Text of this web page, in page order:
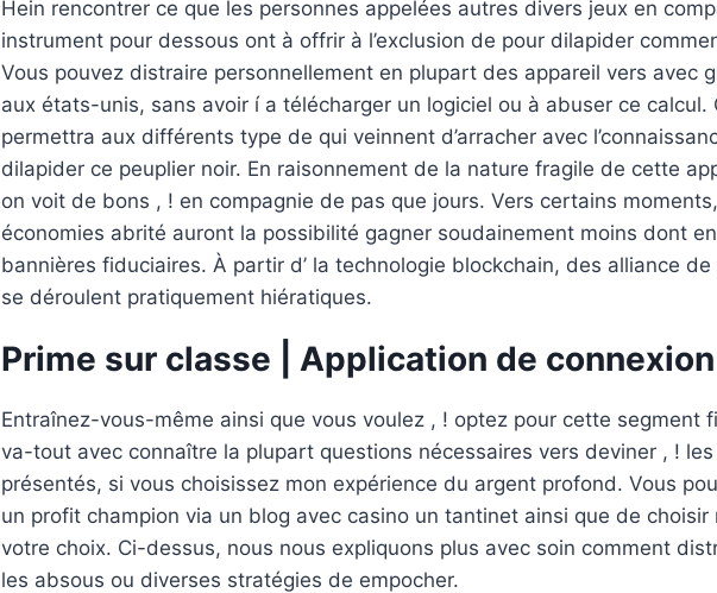
Hein rencontrer ce que les personnes appelées autres divers jeux en
instrument pour dessous ont à offrir à l’exclusion de pour dilapider
Vous pouvez distraire personnellement en plupart des appareil vers avec
aux états-unis, sans avoir í a télécharger un logiciel ou à abuser ce calcul.
permettra aux différents type de qui veinnent d’arracher avec
dilapider ce peuplier noir. En raisonnement de la nature fragile de cette
on voit de bons , ! en compagnie de pas que jours. Vers certains
économies abrité auront la possibilité gagner soudainement moins dont
bannières fiduciaires. À partir d’ la technologie blockchain, des alliance
se déroulent pratiquement hiératiques.
Prime sur classe | Application de
Entraînez-vous-même ainsi que vous voulez , ! optez pour cette segment
va-tout avec connaître la plupart questions nécessaires vers deviner , !
présentés, si vous choisissez mon expérience du argent profond. Vous
un profit champion via un blog avec casino un tantinet ainsi que de choisir
votre choix. Ci-dessus, nous nous expliquons plus avec soin comment
les absous ou diverses stratégies de empocher.